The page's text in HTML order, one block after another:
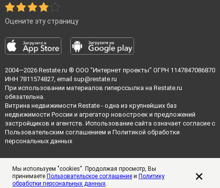
Оцените эту страницу
2004—2026 Restate.ru ® ООО "Интернет проекты" ОГРН 1147847086870
ИНН 7811574827, email sup@restate.ru
При использовании материалов гиперссылка на Restate.ru
обязательна.
Витрина недвижимости Restate - одна из крупнейших баз
недвижимости России и агрегатор новостроек и предложений
застройщиков и агентств. Использование сайта означает согласие с
Пользовательским соглашением и Политикой обработки
персональных данных
Мы используем "cookies". Продолжая просмотр, Вы
принимаете Пользовательское соглашение и Политику
обработки персональных данных.